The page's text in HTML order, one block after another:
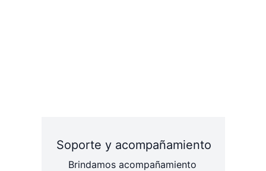
Soporte y acompañamiento
Brindamos acompañamiento